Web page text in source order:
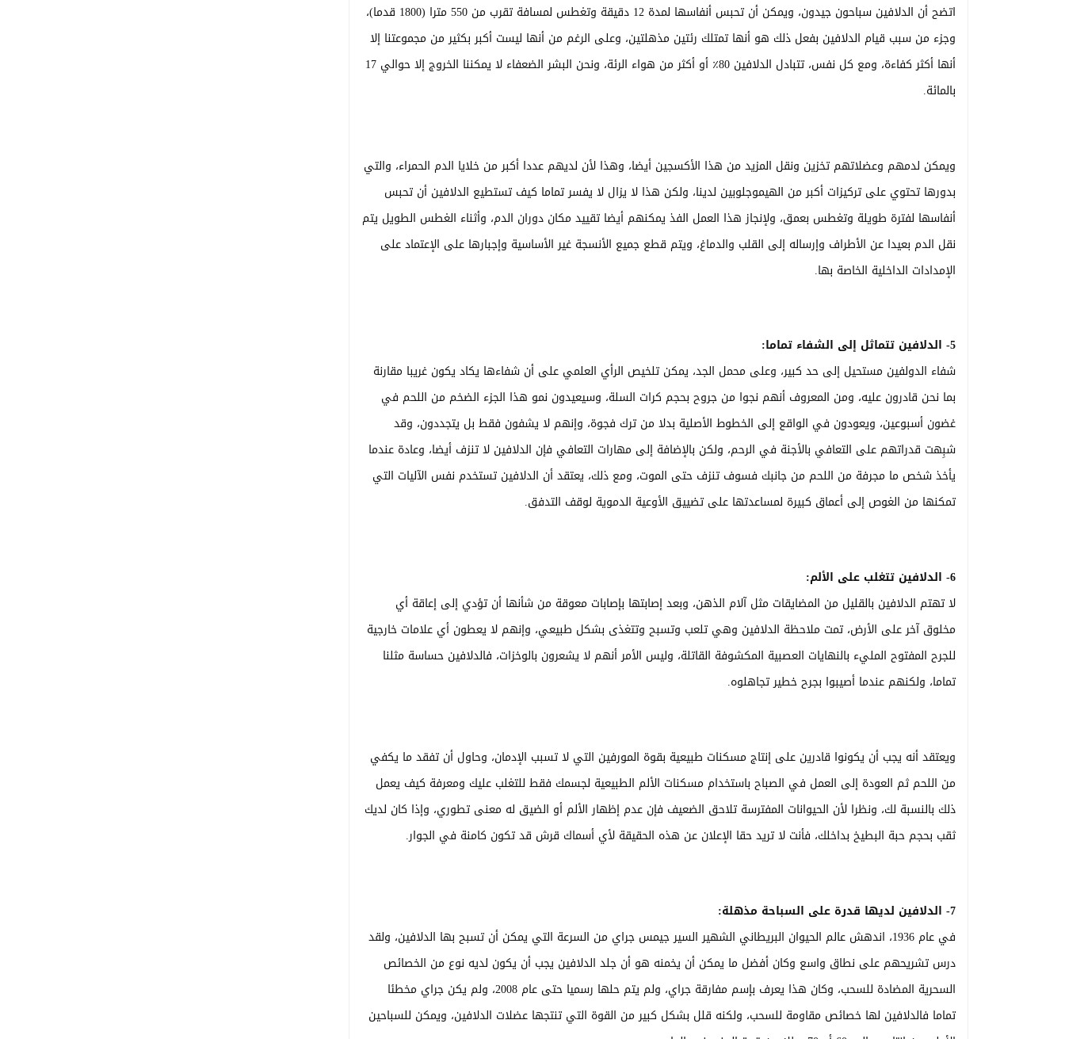
اتضح أن الدلافين سباحون جيدون، ويمكن أن تحبس أنفاسها لمدة 12 دقيقة وتغطس لمسافة تقرب من 550 مترا (1800 قدما)،
وجزء من سبب قيام الدلافين بفعل ذلك هو أنها تمتلك رئتين مذهلتين، وعلى الرغم من أنها ليست أكبر بكثير من مجموعتنا إلا
أنها أكثر كفاءة، ومع كل نفس، تتبادل الدلافين 80٪ أو أكثر من هواء الرئة، ونحن البشر الضعفاء لا يمكننا الخروج إلا حوالي 17
بالمائة.
ويمكن لدمهم وعضلاتهم تخزين ونقل المزيد من هذا الأكسجين أيضا، وهذا لأن لديهم عددا أكبر من خلايا الدم الحمراء، والتي
بدورها تحتوي على تركيزات أكبر من الهيموجلوبين لدينا، ولكن هذا لا يزال لا يفسر تماما كيف تستطيع الدلافين أن تحبس
أنفاسها لفترة طويلة وتغطس بعمق، ولإنجاز هذا العمل الفذ يمكنهم أيضا تقييد مكان دوران الدم، وأثناء الغطس الطويل يتم
نقل الدم بعيدا عن الأطراف وإرساله إلى القلب والدماغ، ويتم قطع جميع الأنسجة غير الأساسية وإجبارها على الإعتماد على
الإمدادات الداخلية الخاصة بها.
5- الدلافين تتماثل إلى الشفاء تماما:
شفاء الدولفين مستحيل إلى حد كبير، وعلى محمل الجد، يمكن تلخيص الرأي العلمي على أن شفاءها يكاد يكون غريبا مقارنة
بما نحن قادرون عليه، ومن المعروف أنهم نجوا من جروح بحجم كرات السلة، وسيعيدون نمو هذا الجزء الضخم من اللحم في
غضون أسبوعين، ويعودون في الواقع إلى الخطوط الأصلية بدلا من ترك فجوة، وإنهم لا يشفون فقط بل يتجددون، وقد
شبِهت قدراتهم على التعافي بالأجنة في الرحم، ولكن بالإضافة إلى مهارات التعافي فإن الدلافين لا تنزف أيضا، وعادة عندما
يأخذ شخص ما مجرفة من اللحم من جانبك فسوف تنزف حتى الموت، ومع ذلك، يعتقد أن الدلافين تستخدم نفس الآليات التي
تمكنها من الغوص إلى أعماق كبيرة لمساعدتها على تضييق الأوعية الدموية لوقف التدفق.
6- الدلافين تتغلب على الألم:
لا تهتم الدلافين بالقليل من المضايقات مثل آلام الذهن، وبعد إصابتها بإصابات معوقة من شأنها أن تؤدي إلى إعاقة أي
مخلوق آخر على الأرض، تمت ملاحظة الدلافين وهي تلعب وتسبح وتتغذى بشكل طبيعي، وإنهم لا يعطون أي علامات خارجية
للجرح المفتوح المليء بالنهايات العصبية المكشوفة القاتلة، وليس الأمر أنهم لا يشعرون بالوخزات، فالدلافين حساسة مثلنا
تماما، ولكنهم عندما أصيبوا بجرح خطير تجاهلوه.
ويعتقد أنه يجب أن يكونوا قادرين على إنتاج مسكنات طبيعية بقوة المورفين التي لا تسبب الإدمان، وحاول أن تفقد ما يكفي
من اللحم ثم العودة إلى العمل في الصباح باستخدام مسكنات الألم الطبيعية لجسمك فقط للتغلب عليك ومعرفة كيف يعمل
ذلك بالنسبة لك، ونظرا لأن الحيوانات المفترسة تلاحق الضعيف فإن عدم إظهار الألم أو الضيق له معنى تطوري، وإذا كان لديك
ثقب بحجم حبة البطيخ بداخلك، فأنت لا تريد حقا الإعلان عن هذه الحقيقة لأي أسماك قرش قد تكون كامنة في الجوار.
7- الدلافين لديها قدرة على السباحة مذهلة:
في عام 1936، اندهش عالم الحيوان البريطاني الشهير السير جيمس جراي من السرعة التي يمكن أن تسبح بها الدلافين، ولقد
درس تشريحهم على نطاق واسع وكان أفضل ما يمكن أن يخمنه هو أن جلد الدلافين يجب أن يكون لديه نوع من الخصائص
السحرية المضادة للسحب، وكان هذا يعرف بإسم مفارقة جراي، ولم يتم حلها رسميا حتى عام 2008، ولم يكن جراي مخطئا
تماما فالدلافين لها خصائص مقاومة للسحب، ولكنه قلل بشكل كبير من القوة التي تنتجها عضلات الدلافين، ويمكن للسباحين